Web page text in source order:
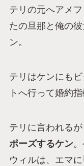
テリの元へアメ
たの旦那と俺の
ン。
テリはケンにも
トへ行って婚約
テリに言われるが
ポーズするケン
ウィルは、エマ